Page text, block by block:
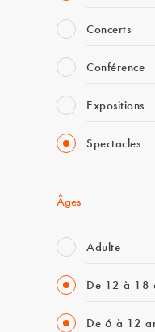
Concerts
Conférence
Expositions
Spectacles
Âges
Adulte
De 12 à 18
De 6 à 12